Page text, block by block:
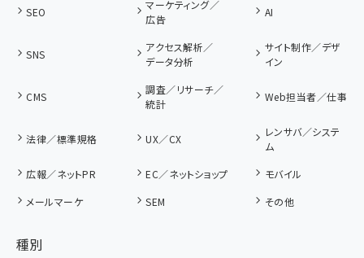
SEO
マーケティング／
広告
AI
SNS
アクセス解析／
データ分析
サイト制作／デザ
イン
CMS
調査／リサーチ／
統計
Web担当者／仕事
法律／標準規格 UX／CX
レンサバ／システ
ム
広報／ネットPR
EC／ネットショップ
モバイル
メールマーケ
SEM その他
種別